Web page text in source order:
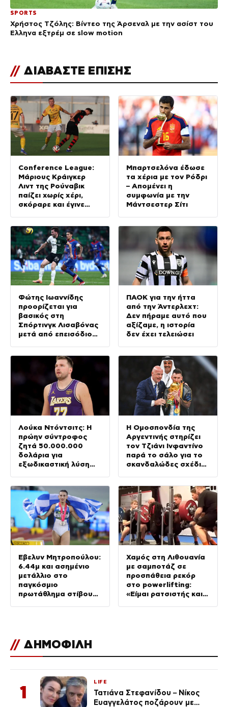
SPORTS
Χρήστος Τζόλης: Βίντεο της Άρσεναλ με την ασίστ του
Έλληνα εξτρέμ σε slow motion
// ΔΙΑΒΑΣΤΕ ΕΠΙΣΗΣ
Conference League:
Μάριους Κράιγκερ
Λιντ της Ρούναβικ
παίζει χωρίς χέρι,
σκόραρε και έγινε
Μπαρτσελόνα έδωσε
τα χέρια με τον Ρόδρι
– Απομένει η
συμφωνία με την
Μάντσεστερ Σίτι
Φώτης Ιωαννίδης
προορίζεται για
βασικός στη
Σπόρτινγκ Λισαβόνας
μετά από επεισόδιο
ΠΑΟΚ για την ήττα
από την Άντερλεχτ:
Δεν πήραμε αυτό που
αξίζαμε, η ιστορία
δεν έχει τελειώσει
Λούκα Ντόντσιτς: Η
πρώην σύντροφος
ζητά 50.000.000
δολάρια για
εξωδικαστική λύση
Η Ομοσπονδία της
Αργεντινής στηρίζει
τον Τζιάνι Ινφαντίνο
παρά το σάλο για το
σκανδαλώδες σχέδιό
Έβελυν Μητροπούλου:
6.44μ και ασημένιο
μετάλλιο στο
παγκόσμιο
πρωτάθλημα στίβου
Χαμός στη Λιθουανία
με σαμποτάζ σε
προσπάθεια ρεκόρ
στο powerlifting:
«Είμαι ρατσιστής και
// ΔΗΜΟΦΙΛΗ
1
LIFE
Τατιάνα Στεφανίδου – Νίκος
Ευαγγελάτος ποζάρουν με